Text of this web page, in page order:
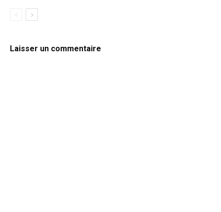
Laisser un commentaire